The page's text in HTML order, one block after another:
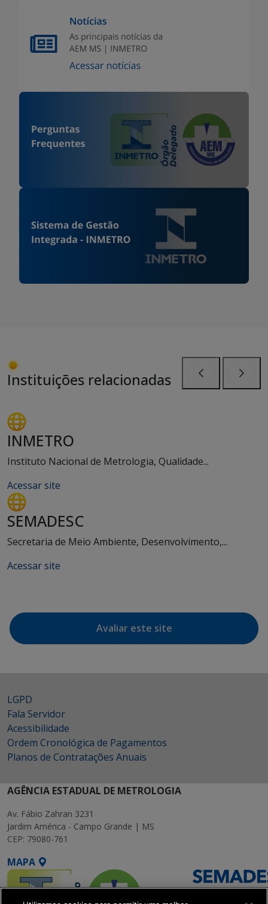
Instituições relacionadas
INMETRO
Instituto Nacional de Metrologia, Qualidade...
Acessar site
SEMADESC
Secretaria de Meio Ambiente, Desenvolvimento,...
Acessar site
Avaliar este site
LGPD
Fala Servidor
Acessibilidade
Ordem Cronológica de Pagamentos
Planos de Contratações Anuais
AGÊNCIA ESTADUAL DE METROLOGIA
Av. Fábio Zahran 3231
Jardim América - Campo Grande | MS
CEP: 79080-761
MAPA